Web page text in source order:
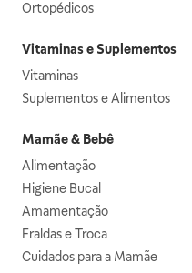
Ortopédicos
Vitaminas e Suplementos
Vitaminas
Suplementos e Alimentos
Mamãe & Bebê
Alimentação
Higiene Bucal
Amamentação
Fraldas e Troca
Cuidados para a Mamãe